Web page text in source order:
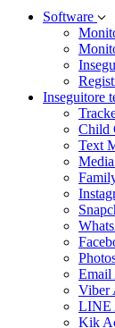
Software
Inseguitore
Child
Text
Viber
LINE
Kik